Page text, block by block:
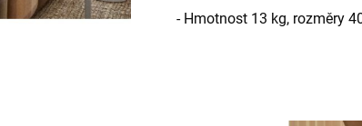
- Hmotnost 13 kg, rozměry